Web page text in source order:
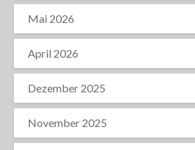
Mai 2026
April 2026
Dezember 2025
November 2025